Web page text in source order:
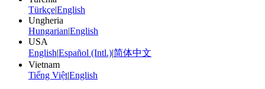
Türkçe|English
Ungheria
Hungarian|English
USA
English|Español (Intl.)|简体中文
Vietnam
Tiếng Việt|English